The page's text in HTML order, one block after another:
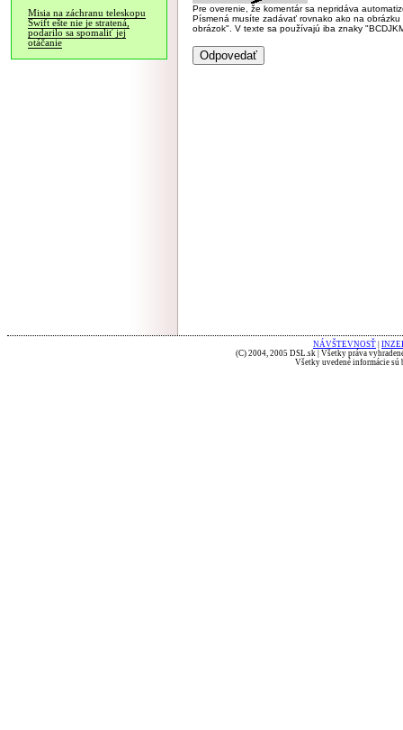
Misia na záchranu teleskopu
Swift ešte nie je stratená,
podarilo sa spomaliť jej
otáčanie
Pre overenie, že komentár sa nepridáva
Písmená musíte zadávať rovnako ako na
obrázok". V texte sa používajú iba znaky
NÁVŠTEVNOSŤ
(C) 2004, 2005 DSL.sk | Všetky práva
Všetky uvedené informácie sú